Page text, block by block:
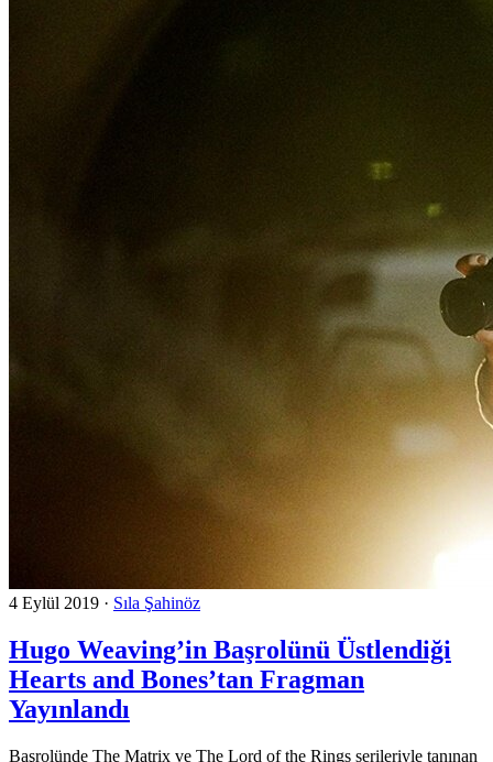
4 Eylül 2019 · Sıla Şahinöz
Hugo Weaving’in Başrolünü Üstlendiği
Hearts and Bones’tan Fragman
Yayınlandı
Başrolünde The Matrix ve The Lord of the Rings serileriyle tanınan